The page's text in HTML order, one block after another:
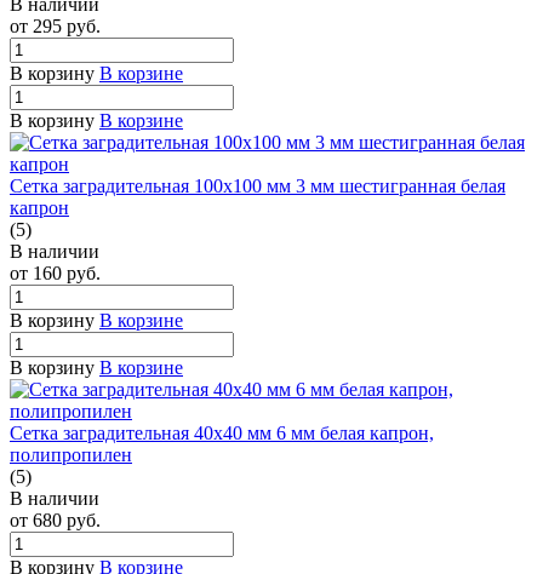
В наличии
от 295 руб.
В корзину В корзине
В корзину В корзине
Сетка заградительная 100х100 мм 3 мм шестигранная белая
капрон
(5)
В наличии
от 160 руб.
В корзину В корзине
В корзину В корзине
Сетка заградительная 40х40 мм 6 мм белая капрон,
полипропилен
(5)
В наличии
от 680 руб.
В корзину В корзине